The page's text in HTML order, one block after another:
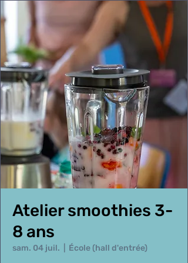
Atelier smoothies 3-
8 ans
sam. 04 juil. École (hall d'entrée)